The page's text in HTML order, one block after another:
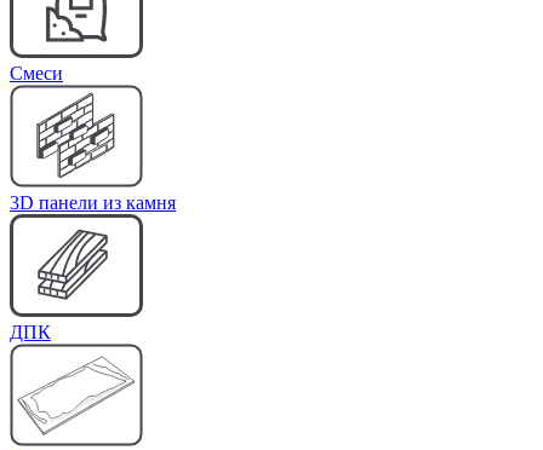
Cмеси
3D панели из камня
ДПК